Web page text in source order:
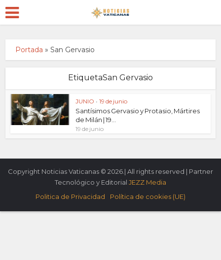
Portada »San Gervasio
EtiquetaSan Gervasio
JUNIO • 19 de junio
Santísimos Gervasio y Protasio, Mártires
de Milán | 19...
19 de junio
Copyright Noticias Vaticanas © 2026.| All rights reserved | Partner
Tecnológico y Editorial JEZZ Media
Politica de Privacidad
Política de cookies (UE)